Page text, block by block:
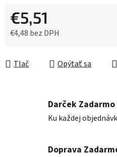
€5,51
€4,48 bez DPH
Tlač
Opýtať sa
Darček Zadarmo
Ku každej
Doprava